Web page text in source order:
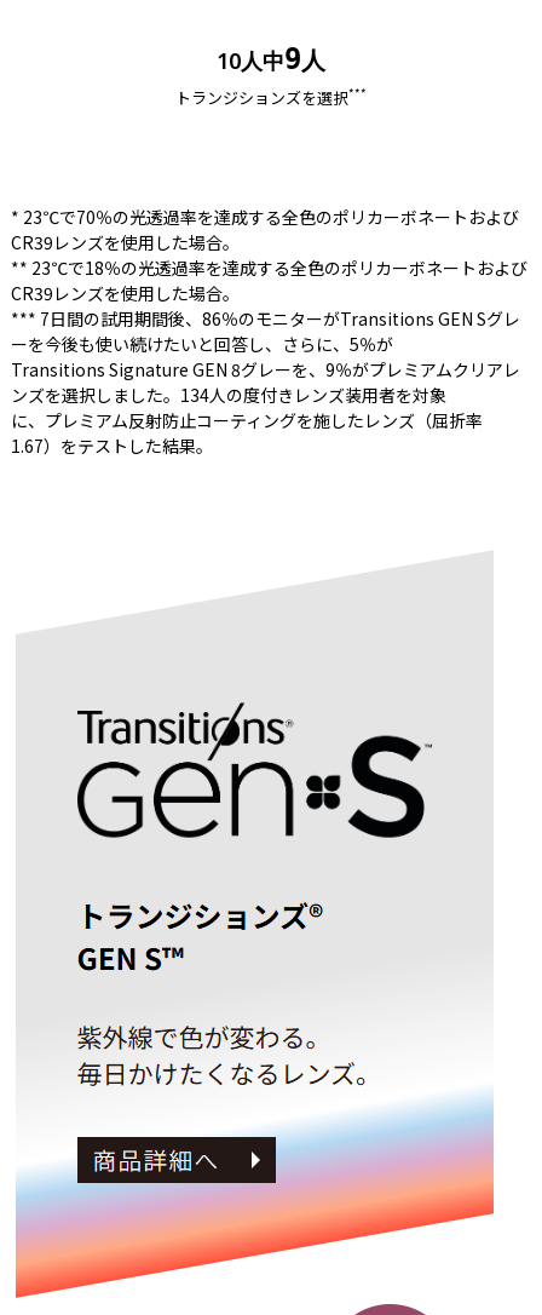
10人中9人
トランジションズを選択***
* 23℃で70％の光透過率を達成する全色のポリカーボネートおよび
CR39レンズを使用した場合。
** 23℃で18％の光透過率を達成する全色のポリカーボネートおよび
CR39レンズを使用した場合。
*** 7日間の試用期間後、86％のモニターがTransitions GEN Sグレ
ーを今後も使い続けたいと回答し、さらに、5％が
Transitions Signature GEN 8グレーを、9％がプレミアムクリアレ
ンズを選択しました。134人の度付きレンズ装用者を対象
に、プレミアム反射防止コーティングを施したレンズ（屈折率
1.67）をテストした結果。